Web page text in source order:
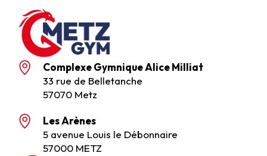
Complexe Gymnique Alice Milliat
33 rue de Belletanche
57070 Metz
Les Arènes
5 avenue Louis le Débonnaire
57000 METZ